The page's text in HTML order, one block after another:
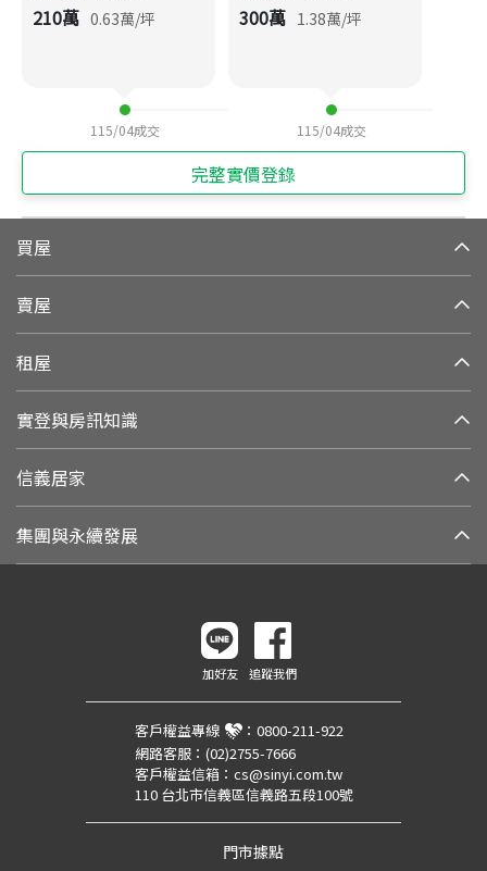
210萬 0.63萬/坪
115/04成交
300萬 1.38萬/坪
115/04成交
完整實價登錄
買屋
賣屋
租屋
實登與房訊知識
信義居家
集團與永續發展
加好友 追蹤我們
客戶權益專線 ： 0800-211-922
網路客服： (02)2755-7666
客戶權益信箱： cs@sinyi.com.tw
110 台北市信義區信義路五段100號
門市據點